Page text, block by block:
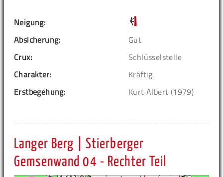
Neigung:
Absicherung:
Gut
Crux:
Schlüsselstelle
Charakter:
Kräftig
Erstbegehung:
Kurt Albert (1979)
Langer Berg | Stierberger
Gemsenwand 04 - Rechter Teil